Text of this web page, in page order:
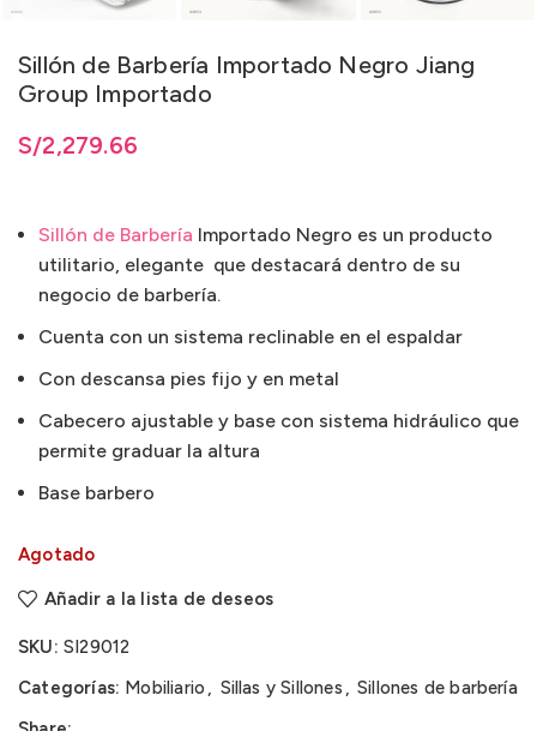
Sillón de Barbería Importado Negro Jiang
Group Importado
S/2,279.66
Sillón de Barbería Importado Negro es un producto
utilitario, elegante que destacará dentro de su
negocio de barbería.
Cuenta con un sistema reclinable en el espaldar
Con descansa pies fijo y en metal
Cabecero ajustable y base con sistema hidráulico que
permite graduar la altura
Base barbero
Agotado
Añadir a la lista de deseos
SKU: SI29012
Categorías: Mobiliario , Sillas y Sillones , Sillones de barbería